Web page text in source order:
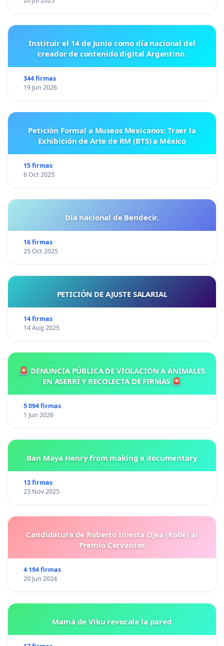
Instituir el 14 de Junio como día nacional del
creador de contenido digital Argentino.
344 firmas
19 Jun 2026
Petición Formal a Museos Mexicanos: Traer la
Exhibición de Arte de RM (BTS) a México
15 firmas
6 Oct 2025
Día nacional de Bendecir.
16 firmas
25 Oct 2025
PETICIÓN DE AJUSTE SALARIAL
14 firmas
14 Aug 2025
🚨 DENUNCIA PÚBLICA DE VIOLACION A ANIMALES
EN ASERRÍ Y RECOLECTA DE FIRMAS 🚨
5 094 firmas
1 Jun 2026
Ban Maya Henry from making a documentary
13 firmas
23 Nov 2025
Candidatura de Roberto Iniesta Ojea (Robe) al
Premio Cervantes
4 194 firmas
20 Jun 2024
Mamá de Viku revocale la pared